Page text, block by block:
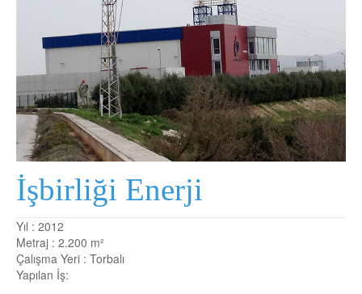
İşbirliği Enerji
Yıl : 2012
Metraj : 2.200 m²
Çalışma Yeri : Torbalı
Yapılan İş:
W40 SİNÜS CEPHE PANELİ
W SİNÜS CEPHE PANELİ
W MİCRO CEPHE PANELİ
1000 WD CEPHE PANELİ
WT MİCRO
WT AKUSTİK CEPHE PANELİ